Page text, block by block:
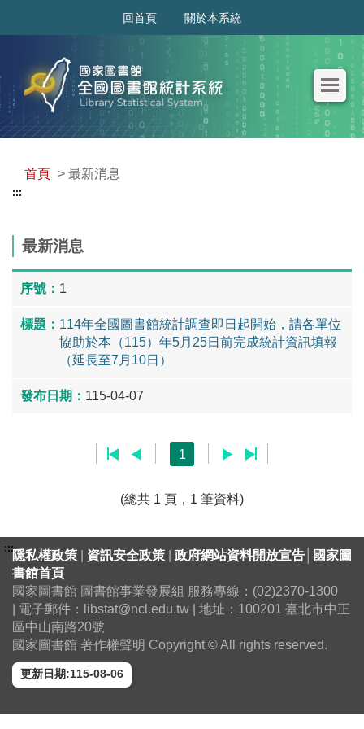
回首頁 關於本系統
首頁 > 最新消息
:::
最新消息
1
114年全國圖書館統計調查即日起開始，請各單位
協助於本（115）年5月25日前完成統計資訊填報
（延長至7月10日）
115-04-07
1
(總共 1 頁，1 筆資料)
:::隱私權政策 資訊安全政策 政府網站資料開放宣告
國家圖
書館首頁
國家圖書館 圖書館事業發展組 服務專線：(02)2370-1300
| 電子郵件：libstat@ncl.edu.tw | 地址：100201 臺北市中正
區中山南路20號
國家圖書館 著作權聲明 Copyright © All rights reserved.
更新日期:115-08-06